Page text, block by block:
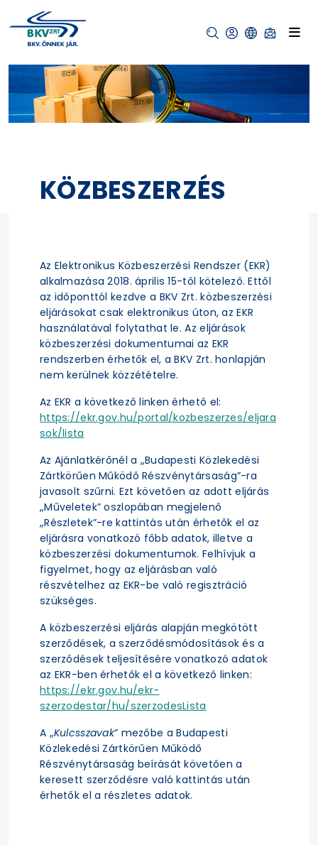
KÖZBESZERZÉS
Az Elektronikus Közbeszerzési Rendszer (EKR)
alkalmazása 2018. április 15-től kötelező. Ettől
az időponttól kezdve a BKV Zrt. közbeszerzési
eljárásokat csak elektronikus úton, az EKR
használatával folytathat le. Az eljárások
közbeszerzési dokumentumai az EKR
rendszerben érhetők el, a BKV Zrt. honlapján
nem kerülnek közzétételre.
Az EKR a következő linken érhető el:
https://ekr.gov.hu/portal/kozbeszerzes/eljara
sok/lista
Az Ajánlatkérőnél a „Budapesti Közlekedési
Zártkörűen Működő Részvénytársaság”-ra
javasolt szűrni. Ezt követően az adott eljárás
„Műveletek” oszlopában megjelenő
„Részletek”-re kattintás után érhetők el az
eljárásra vonatkozó főbb adatok, illetve a
közbeszerzési dokumentumok. Felhívjuk a
figyelmet, hogy az eljárásban való
részvételhez az EKR-be való regisztráció
szükséges.
A közbeszerzési eljárás alapján megkötött
szerződések, a szerződésmódosítások és a
szerződések teljesítésére vonatkozó adatok
az EKR-ben érhetők el a következő linken:
https://ekr.gov.hu/ekr-
szerzodestar/hu/szerzodesLista
A „Kulcsszavak” mezőbe a Budapesti
Közlekedési Zártkörűen Működő
Részvénytársaság beírását követően a
keresett szerződésre való kattintás után
érhetők el a részletes adatok.